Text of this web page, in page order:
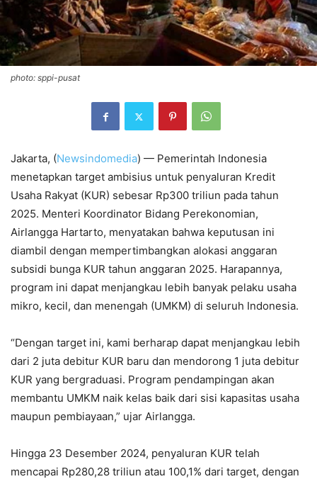
photo: sppi-pusat
Jakarta, (Newsindomedia) — Pemerintah Indonesia
menetapkan target ambisius untuk penyaluran Kredit
Usaha Rakyat (KUR) sebesar Rp300 triliun pada tahun
2025. Menteri Koordinator Bidang Perekonomian,
Airlangga Hartarto, menyatakan bahwa keputusan ini
diambil dengan mempertimbangkan alokasi anggaran
subsidi bunga KUR tahun anggaran 2025. Harapannya,
program ini dapat menjangkau lebih banyak pelaku usaha
mikro, kecil, dan menengah (UMKM) di seluruh Indonesia.
“Dengan target ini, kami berharap dapat menjangkau lebih
dari 2 juta debitur KUR baru dan mendorong 1 juta debitur
KUR yang bergraduasi. Program pendampingan akan
membantu UMKM naik kelas baik dari sisi kapasitas usaha
maupun pembiayaan,” ujar Airlangga.
Hingga 23 Desember 2024, penyaluran KUR telah
mencapai Rp280,28 triliun atau 100,1% dari target, dengan